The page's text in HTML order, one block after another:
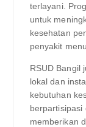
terlayani.
untuk
kesehatan
penyakit
RSUD Bangil
lokal dan
kebutuhan
berpartisipasi
memberikan